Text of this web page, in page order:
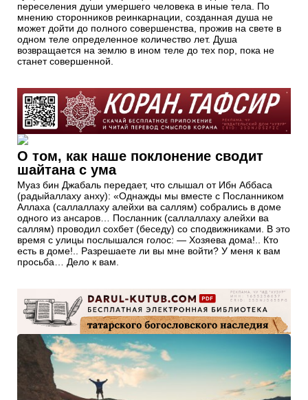
переселения души умершего человека в иные тела. По
мнению сторонников реинкарнации, созданная душа не
может дойти до полного совершенства, прожив на свете в
одном теле определенное количество лет. Душа
возвращается на землю в ином теле до тех пор, пока не
станет совершенной.
О том, как наше поклонение сводит
шайтана с ума
Муаз бин Джабаль передает, что слышал от Ибн Аббаса
(радыйаллаху анху): «Однажды мы вместе с Посланником
Аллаха (саллаллаху алейхи ва саллям) собрались в доме
одного из ансаров… Посланник (саллаллаху алейхи ва
саллям) проводил сохбет (беседу) со сподвижниками. В это
время с улицы послышался голос: ― Хозяева дома!.. Кто
есть в доме!.. Разрешаете ли вы мне войти? У меня к вам
просьба… Дело к вам.